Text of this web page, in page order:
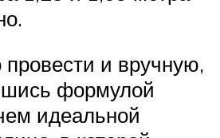
и вручную,
формулой
идеальной